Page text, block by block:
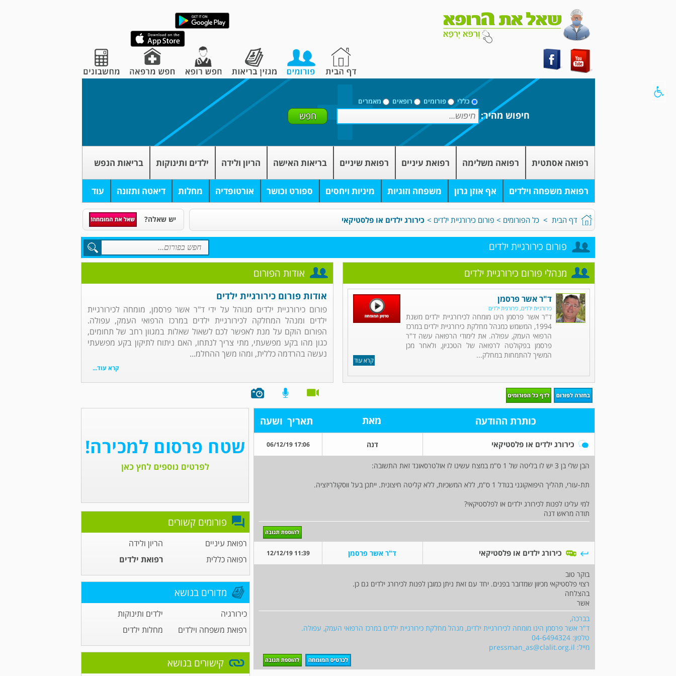
כללי פורומים רופאים מאמרים
חיפוש מהיר:
רפואה אסתטית רפואה משלימה רפואת עיניים רפואת שיניים בריאות האישה הריון ולידה ילדים ותינוקות בריאות הנפש
רפואת משפחה וילדים אף אוזן גרון משפחה וזוגיות מיניות ויחסים ספורט וכושר אורטופדיה מחלות דיאטה ותזונה עוד
דף הבית > כל הפורומים > פורום כירורגיית ילדים > כירורג ילדים או פלסטיקאי יש שאלה?
פורום כירורגיית ילדים
אודות הפורום
אודות פורום כירורגיית ילדים
פורום כירורגיית ילדים מנוהל על ידי ד"ר אשר פרסמן, מומחה לכירורגיית
ילדים ומנהל המחלקה לכירורגיית ילדים במרכז הרפואי העמק, עפולה.
הפורום הוקם על מנת לאפשר לכם לשאול שאלות במגוון רחב של תחומים,
כגון מהו בקע מפשעתי, מתי צריך לנתחו, האם ניתוח לתיקון בקע מפשעתי
נעשה בהרדמה כללית, ומהו משך ההחלמ...
קרא עוד...
מנהלי פורום כירורגיית ילדים
קרא עוד
ד"ר אשר פרסמן
כירורגיית ילדים, כירורגית ילדים
ד"ר אשר פרסמן הינו מומחה לכירורגיית ילדים משנת
1994, המשמש כמנהל מחלקת כירורגיית ילדים במרכז
הרפואי העמק, עפולה. את לימודי הרפואה עשה ד"ר
פרסמן בפקולטה לרפואה של הטכניון, ולאחר מכן
המשיך להתמחות במחלק...
כותרת ההודעה מאת תאריך ושעה
כירורג ילדים או פלסטיקאי דנה 17:06 06/12/19
הבן שלי בן 3 יש לו בליטה של 1 ס"מ במצח עשינו לו אולטרסאונד זאת התשובה:
תת-עורי, תהליך היפואקוגני בגודל 1 ס"מ, ללא המשכיות, ללא קליטה חיצונית. ייתכן בעל ווסקולריזציה.
למי עלינו לפנות לכירורג ילדים או לפלסטיקאי?
תודה מראש דנה
כירורג ילדים או פלסטיקאי ד"ר אשר פרסמן 11:39 12/12/19
בוקר טוב
רצוי פלסטיקאי מכיוון שמדובר בפנים. יחד עם זאת ניתן כמובן לפנות לכירורג ילדים גם כן.
בהצלחה
אשר
בברכה,
ד"ר אשר פרסמן הינו מומחה לכירורגיית ילדים, מנהל מחלקת כירורגיית ילדים במרכז הרפואי העמק, עפולה.
טלפון: 04-6494324
מייל: pressman_as@clalit.org.il
פורומים קשורים
רפואת עיניים
הריון ולידה
רפואה כללית
רפואת ילדים
מדורים בנושא
כירורגיה
ילדים ותינוקות
רפואת משפחה וילדים
מחלות ילדים
קישורים בנושא